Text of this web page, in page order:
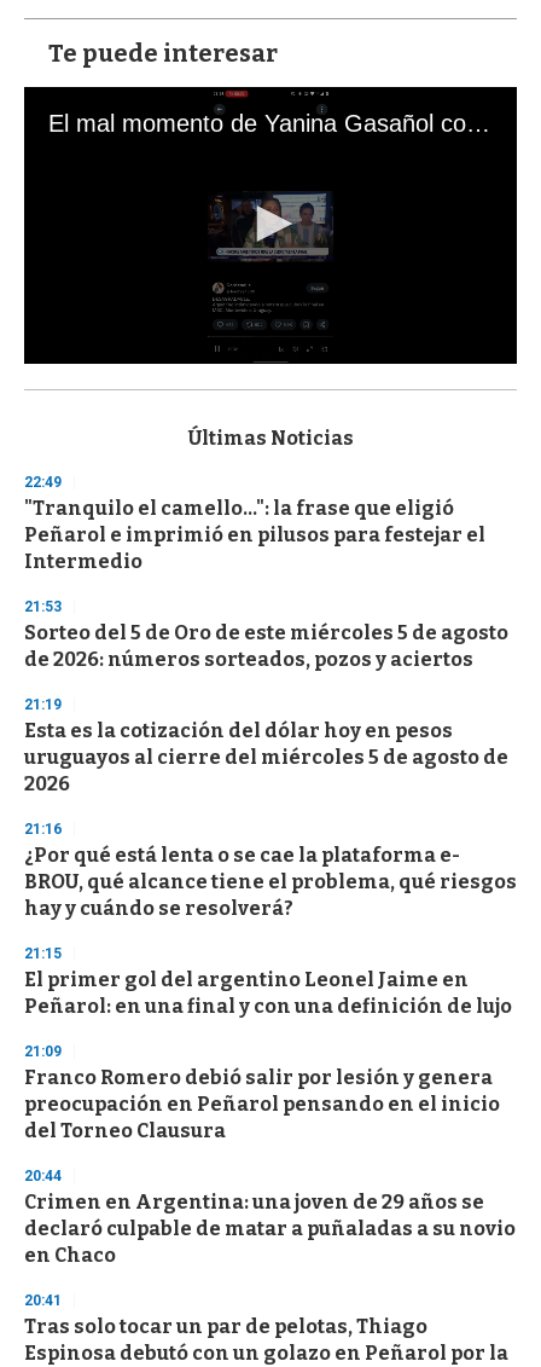
Te puede interesar
El mal momento de Yanina Gasañol con un hincha argentino en "Subrayado"
s
d
s
o
f
3
s
e
c
o
d
s
Últimas Noticias
22:49
"Tranquilo el camello...": la frase que eligió
Peñarol e imprimió en pilusos para festejar el
Intermedio
21:53
Sorteo del 5 de Oro de este miércoles 5 de agosto
de 2026: números sorteados, pozos y aciertos
21:19
Esta es la cotización del dólar hoy en pesos
uruguayos al cierre del miércoles 5 de agosto de
2026
21:16
¿Por qué está lenta o se cae la plataforma e-
BROU, qué alcance tiene el problema, qué riesgos
hay y cuándo se resolverá?
21:15
El primer gol del argentino Leonel Jaime en
Peñarol: en una final y con una definición de lujo
21:09
Franco Romero debió salir por lesión y genera
preocupación en Peñarol pensando en el inicio
del Torneo Clausura
20:44
Crimen en Argentina: una joven de 29 años se
declaró culpable de matar a puñaladas a su novio
en Chaco
20:41
Tras solo tocar un par de pelotas, Thiago
Espinosa debutó con un golazo en Peñarol por la